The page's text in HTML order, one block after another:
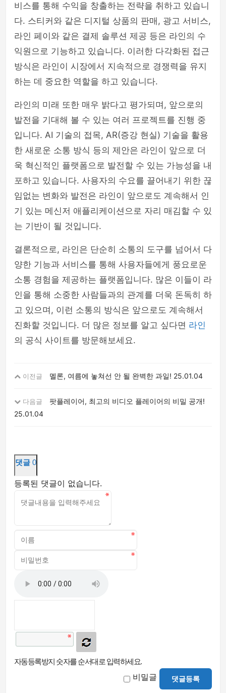
비스를 통해 수익을 창출하는 전략을 취하고 있습니
다. 스티커와 같은 디지털 상품의 판매, 광고 서비스,
라인 페이와 같은 결제 솔루션 제공 등은 라인의 수
익원으로 기능하고 있습니다. 이러한 다각화된 접근
방식은 라인이 시장에서 지속적으로 경쟁력을 유지
하는 데 중요한 역할을 하고 있습니다.
라인의 미래 또한 매우 밝다고 평가되며, 앞으로의
발전을 기대해 볼 수 있는 여러 프로젝트를 진행 중
입니다. AI 기술의 접목, AR(증강 현실) 기술을 활용
한 새로운 소통 방식 등의 제안은 라인이 앞으로 더
욱 혁신적인 플랫폼으로 발전할 수 있는 가능성을 내
포하고 있습니다. 사용자의 수요를 끌어내기 위한 끊
임없는 변화와 발전은 라인이 앞으로도 계속해서 인
기 있는 메신저 애플리케이션으로 자리 매김할 수 있
는 기반이 될 것입니다.
결론적으로, 라인은 단순히 소통의 도구를 넘어서 다
양한 기능과 서비스를 통해 사용자들에게 풍요로운
소통 경험을 제공하는 플랫폼입니다. 많은 이들이 라
인을 통해 소중한 사람들과의 관계를 더욱 돈독히 하
고 있으며, 이런 소통의 방식은 앞으로도 계속해서
진화할 것입니다. 더 많은 정보를 알고 싶다면 라인
의 공식 사이트를 방문해보세요.
이전글 멜론, 여름에 놓쳐선 안 될 완벽한 과일! 25.01.04
다음글
팟플레이어, 최고의 비디오 플레이어의 비밀 공개!
25.01.04
댓글 0
등록된 댓글이 없습니다.
자동등록방지 숫자를 순서대로 입력하세요.
비밀글 댓글등록